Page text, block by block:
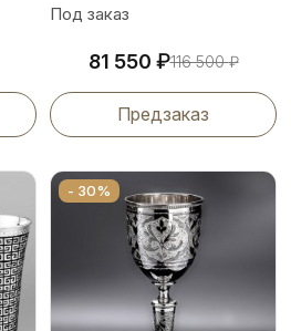
Под заказ
81 550 ₽116 500₽
Предзаказ
- 30%